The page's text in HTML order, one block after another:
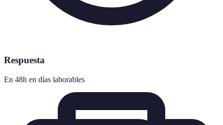
Respuesta
En 48h en días laborables